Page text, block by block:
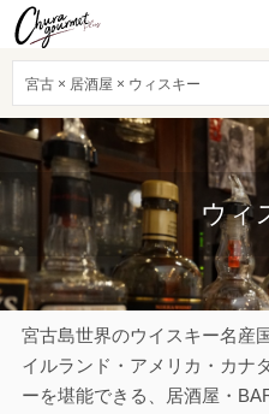
宮古 × 居酒屋 × ウィスキー
ウィ
宮古島世界のウイスキー名産
イルランド・アメリカ・カナ
ーを堪能できる、居酒屋・